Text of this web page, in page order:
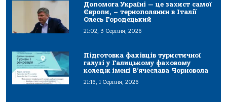
Допомога Україні — це захист самої
Європи, – тернополянин в Італії
Олесь Городецький
21:02, 3 Серпня, 2026
Підготовка фахівців туристичної
галузі у Галицькому фаховому
коледж імені В’ячеслава Чорновола
21:16, 1 Серпня, 2026